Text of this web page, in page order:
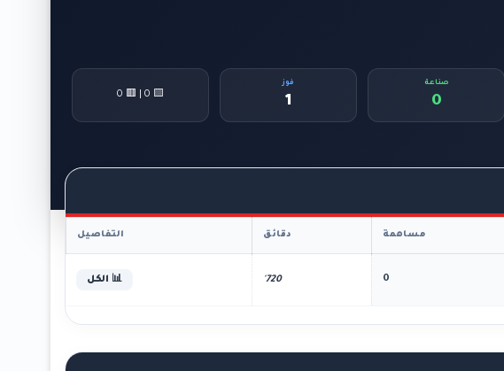
صناعة
0
فوز
1
🟨 0 | 🟥 0
مساهمة دقائق التفاصيل
0
720' 📊 الكل